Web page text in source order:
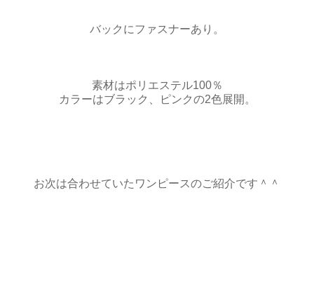
バックにファスナーあり。
素材はポリエステル100％
カラーはブラック、ピンクの2色展開。
お次は合わせていたワンピースのご紹介です＾＾